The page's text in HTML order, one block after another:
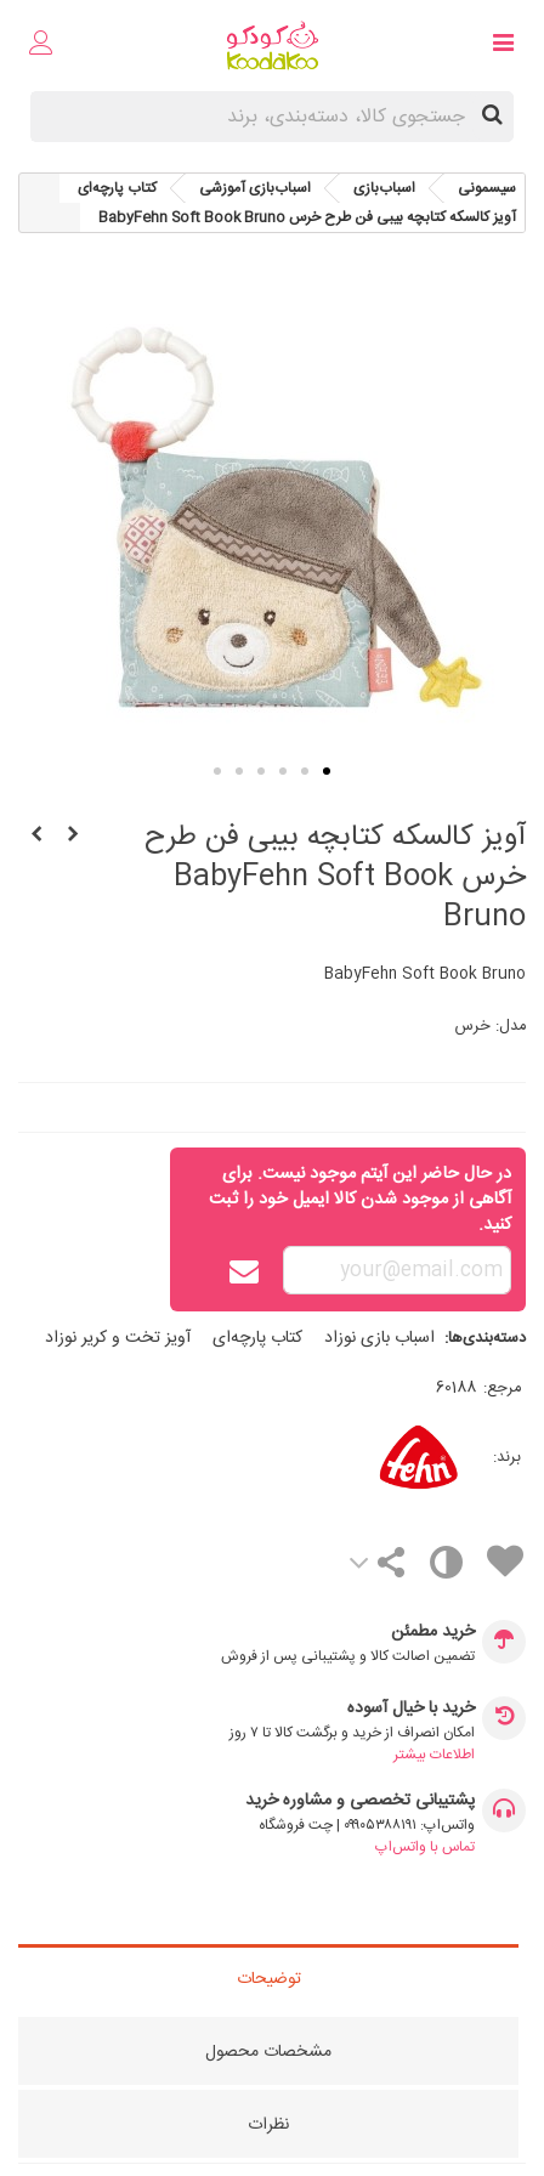
سیسمونی اسباب‌بازی اسباب‌بازی آموزشی
کتاب پارچه‌ای
آویز کالسکه کتابچه بیبی فن طرح خرس BabyFehn Soft Book Bruno
آویز کالسکه کتابچه بیبی فن طرح
خرس BabyFehn Soft Book
Bruno
BabyFehn Soft Book Bruno
مدل: خرس
در حال حاضر این آیتم موجود نیست. برای
آگاهی از موجود شدن کالا ایمیل خود را ثبت
کنید.
دسته‌بندی‌ها: اسباب‌ بازی نوزاد کتاب پارچه‌ای آویز تخت و کریر نوزاد
مرجع: 60188
برند:
خرید مطمئن
تضمین اصالت کالا و پشتیبانی پس از فروش
خرید با خیال آسوده
امکان انصراف از خرید و برگشت کالا تا ۷ روز
اطلاعات بیشتر
پشتیبانی تخصصی و مشاوره خرید
واتس‌اپ: ۰۹۹۰۵۳۸۸۱۹۱ | چت فروشگاه
تماس با واتس‌اپ
توضیحات
مشخصات محصول
نظرات